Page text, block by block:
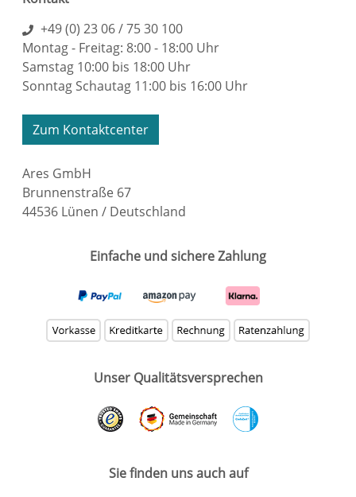
+49 (0) 23 06 / 75 30 100
Montag - Freitag: 8:00 - 18:00 Uhr
Samstag 10:00 bis 18:00 Uhr
Sonntag Schautag 11:00 bis 16:00 Uhr
Zum Kontaktcenter
Ares GmbH
Brunnenstraße 67
44536 Lünen / Deutschland
Einfache und sichere Zahlung
Unser Qualitätsversprechen
Sie finden uns auch auf